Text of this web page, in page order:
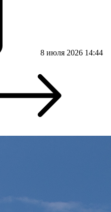
8 июля 2026 14:44